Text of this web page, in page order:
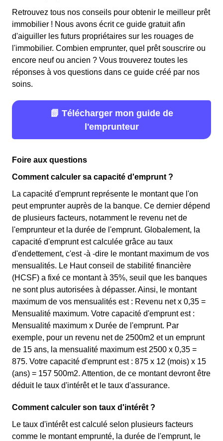
Retrouvez tous nos conseils pour obtenir le meilleur prêt
immobilier ! Nous avons écrit ce guide gratuit afin
d'aiguiller les futurs propriétaires sur les rouages de
l'immobilier. Combien emprunter, quel prêt souscrire ou
encore neuf ou ancien ? Vous trouverez toutes les
réponses à vos questions dans ce guide créé par nos
soins.
📗 Télécharger mon guide de
l'emprunteur
Foire aux questions
Comment calculer sa capacité d'emprunt ?
La capacité d'emprunt représente le montant que l'on
peut emprunter auprès de la banque. Ce dernier dépend
de plusieurs facteurs, notamment le revenu net de
l'emprunteur et la durée de l'emprunt. Globalement, la
capacité d'emprunt est calculée grâce au taux
d'endettement, c'est -à -dire le montant maximum de vos
mensualités. Le Haut conseil de stabilité financière
(HCSF) a fixé ce montant à 35%, seuil que les banques
ne sont plus autorisées à dépasser. Ainsi, le montant
maximum de vos mensualités est : Revenu net x 0,35 =
Mensualité maximum. Votre capacité d'emprunt est :
Mensualité maximum x Durée de l'emprunt. Par
exemple, pour un revenu net de 2500m2 et un emprunt
de 15 ans, la mensualité maximum est 2500 x 0,35 =
875. Votre capacité d'emprunt est : 875 x 12 (mois) x 15
(ans) = 157 500m2. Attention, de ce montant devront être
déduit le taux d'intérêt et le taux d'assurance.
Comment calculer son taux d'intérêt ?
Le taux d'intérêt est calculé selon plusieurs facteurs
comme le montant emprunté, la durée de l'emprunt, le